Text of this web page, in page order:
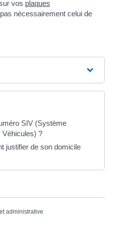
vos plaques
nécessairement celui de
SIV (Système
Véhicules) ?
justifier de son domicile
administrative